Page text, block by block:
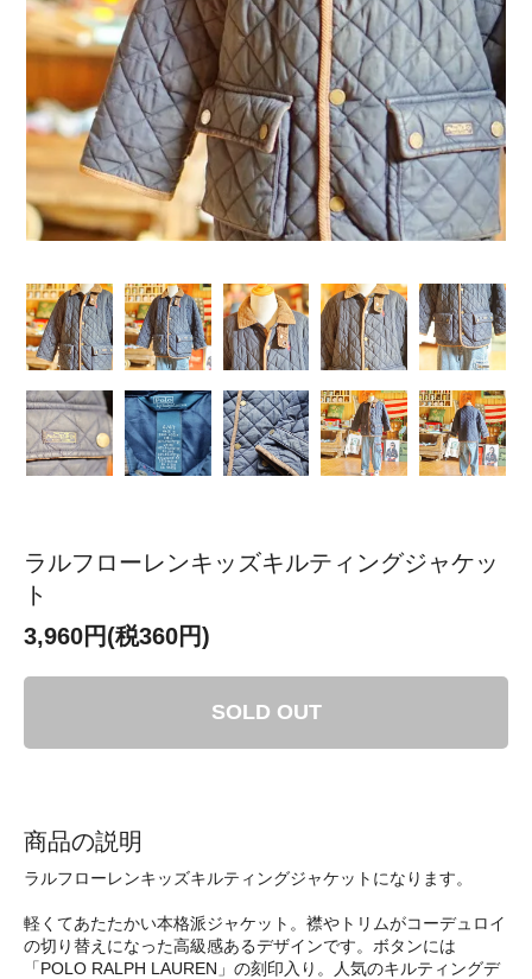
ラルフローレンキッズキルティングジャケッ
ト
3,960円(税360円)
SOLD OUT
商品の説明
ラルフローレンキッズキルティングジャケットになります。
軽くてあたたかい本格派ジャケット。襟やトリムがコーデュロイ
の切り替えになった高級感あるデザインです。ボタンには
「POLO RALPH LAUREN」の刻印入り。人気のキルティングデ